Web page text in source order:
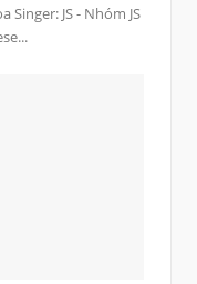
Singer: JS - Nhóm JS